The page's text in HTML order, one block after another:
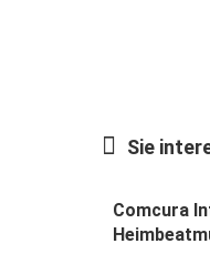
Sie
Comcura